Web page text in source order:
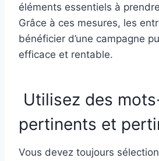
éléments essentiels à
Grâce à ces mesures, les
bénéficier d’une campagne
efficace et rentable.
Utilisez des
pertinents et
Vous devez toujours